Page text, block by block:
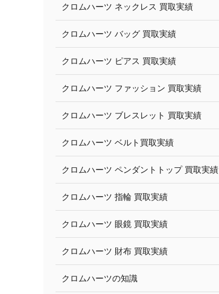
クロムハーツ ネックレス 買取実績
クロムハーツ バッグ 買取実績
クロムハーツ ピアス 買取実績
クロムハーツ ファッション 買取実績
クロムハーツ ブレスレット 買取実績
クロムハーツ ベルト買取実績
クロムハーツ ペンダントトップ 買取実績
クロムハーツ 指輪 買取実績
クロムハーツ 眼鏡 買取実績
クロムハーツ 財布 買取実績
クロムハーツの知識